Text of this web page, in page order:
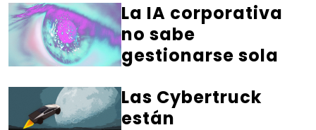
La IA corporativa
no sabe
gestionarse sola
Las Cybertruck
están